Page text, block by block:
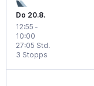
Do 20.8.
12:55 -
10:00
3 Stopps
27:05 Std.